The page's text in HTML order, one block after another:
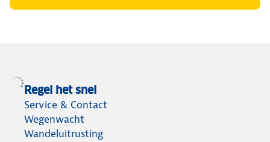
Regel het snel
Service & Contact
Wegenwacht
Wandeluitrusting